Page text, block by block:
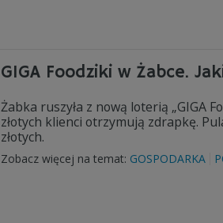
GIGA Foodziki w Żabce.
Żabka ruszyła z nową loterią „GIGA
złotych klienci otrzymują zdrapkę.
złotych.
Zobacz więcej na temat: GOSPODARKA